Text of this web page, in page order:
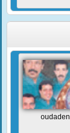
oudaden